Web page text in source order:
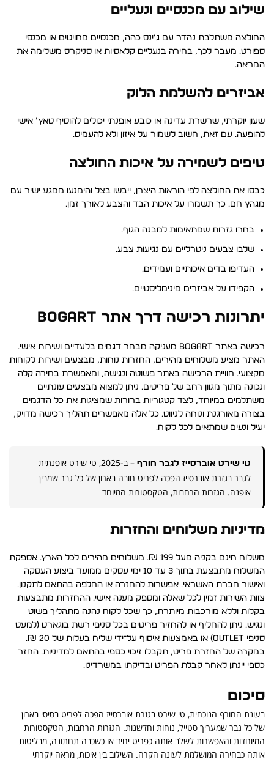
שילוב עם מכנסיים ונעליים
החולצה משתלבת נהדר עם ג’ינס כהה, מכנסיים מחויטים או מכנסי
ספורט. מעבר לכך, בחירה בנעליים קלאסיות או סניקרס משלימה את
המראה.
אביזרים להשלמת הלוק
שעון יוקרתי, שרשרת עדינה או כובע אופנתי יכולים להוסיף טאץ’ אישי
להופעה. עם זאת, חשוב לשמור על איזון ולא להעמיס.
טיפים לשמירה על איכות החולצה
כבסו את החולצה לפי הוראות היצרן, ייבשו בצל והימנעו ממגע ישיר עם
מגהץ חם. כך תשמרו על איכות הבד והצבע לאורך זמן.
בחרו גזרות שמתאימות למבנה הגוף.
שלבו צבעים ניטרליים עם נגיעות צבע.
העדיפו בדים איכותיים ועמידים.
הקפידו על אביזרים מינימליסטיים.
יתרונות רכישה דרך אתר BOGART
רכישה באתר BOGART מעניקה מבחר דגמים בלעדיים ושירות אישי.
האתר מציע משלוחים מהירים, החזרות נוחות, מבצעים ושירות לקוחות
מקצועי. חוויית הרכישה באתר פשוטה ונגישה, ומאפשרת בחירה קלה
ונכונה מתוך מגוון רחב של פריטים. ניתן למצוא מבצעים עונתיים
משתלמים במיוחד, לצד קטגוריות ברורות שמציגות את כל הדגמים
בצורה מאורגנת ונוחה לניווט. כל אלה מאפשרים תהליך רכישה מדויק,
יעיל ונעים שמתאים לכל לקוח.
טי שירט אוברסייז לגבר חורף
– ב-2025, טי שירט אופנתית
לגבר בגזרת אוברסייז הפכה לפריט חובה בארון של כל גבר שמבין
אופנה. הגזרות הרחבות, הטקסטורות המיוחד
מדיניות משלוחים והחזרות
משלוח חינם בקניה מעל 199 ₪. משלוחים מהירים לכל הארץ. אספקת
המשלוח מתבצעת בתוך 3 עד 10 ימי עסקים ממועד ביצוע העסקה
ואישור חברת האשראי. אפשרות להחזרה או החלפה בהתאם לתקנון.
צוות השירות זמין לכל שאלה ומספק מענה אישי. ההחזרות מתבצעות
בקלות וללא מורכבות מיותרת, כך שכל לקוח נהנה מתהליך פשוט
ונגיש. ניתן להחליף או להחזיר פריטים בכל סניפי רשת בוגארט (למעט
סניפי Outlet) או באמצעות איסוף על־ידי שליח בעלות של 20 ₪.
במקרה של החזרת פריט, תקבלו זיכוי כספי בהתאם למדיניות. החזר
כספי יינתן לאחר קבלת הפריט ובדיקתו במשרדינו.
סיכום
בעונת החורף הנוכחית, טי שירט בגזרת אוברסייז הפכה לפריט בסיסי בארון
של כל גבר שמעריך סטייל, נוחות וחדשנות. הגזרות הרחבות, הטקסטורות
המיוחדות והאפשרות לשלב אותה כפריט יחיד או כשכבה תחתונה, מבליטות
אותה כבחירה המושלמת לעונה הקרה. השילוב בין איכות, מראה יוקרתי